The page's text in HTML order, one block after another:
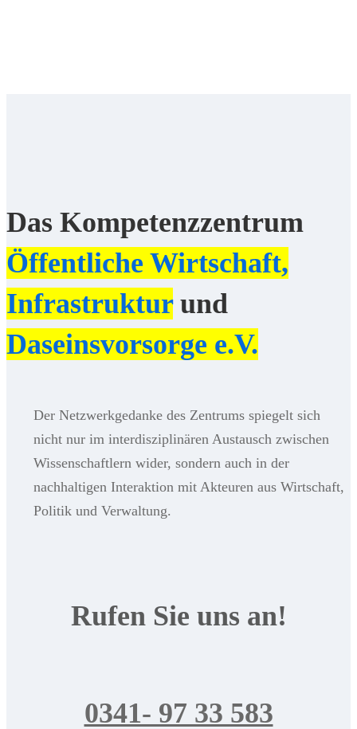
Das Kompetenzzentrum
Öffentliche Wirtschaft,
Infrastrukturund
Daseinsvorsorge e.V.
Der Netzwerkgedanke des Zentrums spiegelt sich
nicht nur im interdisziplinären Austausch zwischen
Wissenschaftlern wider, sondern auch in der
nachhaltigen Interaktion mit Akteuren aus Wirtschaft,
Politik und Verwaltung.
Rufen Sie uns an!
0341- 97 33 583